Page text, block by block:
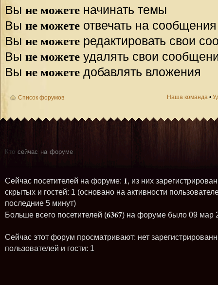
Вы не можете начинать темы
Вы не можете отвечать на сообщения
Вы не можете редактировать свои
Вы не можете удалять свои
Вы не можете добавлять вложения
Список форумов Наша команда •
Кто сейчас на форуме
Сейчас посетителей на форуме: 1, из них
скрытых и гостей: 1 (основано на активности
последние 5 минут)
Больше всего посетителей (6367) на форуме было 09 мар
Сейчас этот форум просматривают: нет
пользователей и гости: 1